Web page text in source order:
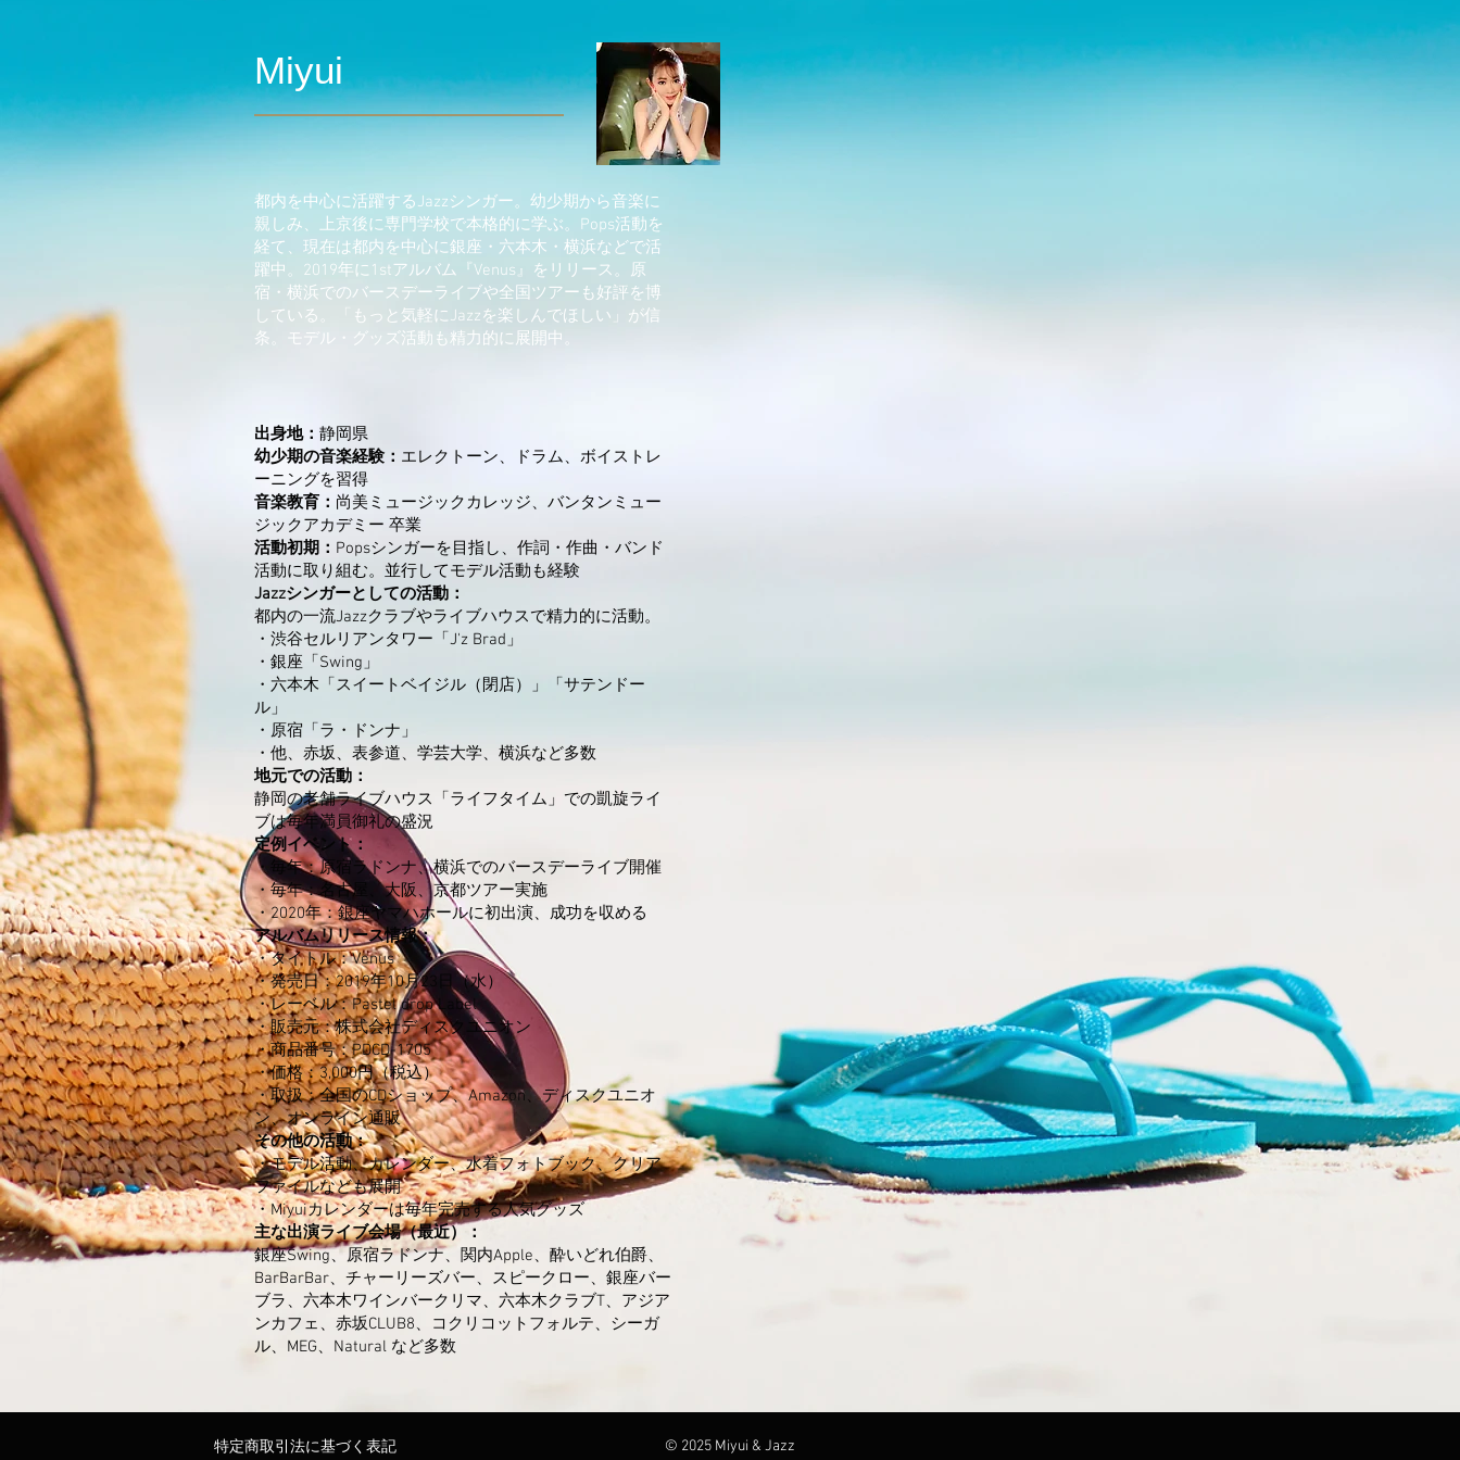
Miyui
都内を中心に活躍するJazzシンガー。幼少期から音楽に
親しみ、上京後に専門学校で本格的に学ぶ。Pops活動を
経て、現在は都内を中心に銀座・六本木・横浜などで活
躍中。2019年に1stアルバム『Venus』をリリース。原
宿・横浜でのバースデーライブや全国ツアーも好評を博
している。「もっと気軽にJazzを楽しんでほしい」が信
条。モデル・グッズ活動も精力的に展開中。
出身地： 静岡県
幼少期の音楽経験： エレクトーン、ドラム、ボイストレ
ーニングを習得
音楽教育： 尚美ミュージックカレッジ、バンタンミュー
ジックアカデミー 卒業
活動初期： Popsシンガーを目指し、作詞・作曲・バンド
活動に取り組む。並行してモデル活動も経験
Jazzシンガーとしての活動：
都内の一流Jazzクラブやライブハウスで精力的に活動。
・渋谷セルリアンタワー「J'z Brad」
・銀座「Swing」
・六本木「スイートベイジル（閉店）」「サテンドー
ル」
・原宿「ラ・ドンナ」
・他、赤坂、表参道、学芸大学、横浜など多数
地元での活動：
静岡の老舗ライブハウス「ライフタイム」での凱旋ライ
ブは毎年満員御礼の盛況
定例イベント：
・毎年：原宿ラドンナ、横浜でのバースデーライブ開催
・毎年：名古屋、大阪、京都ツアー実施
・2020年：銀座ヤマハホールに初出演、成功を収める
アルバムリリース情報：
・タイトル：Venus
・発売日：2019年10月23日（水）
・レーベル：Pastel drop Label
・販売元：株式会社ディスクユニオン
・商品番号：PDCD-1705
・価格：3,000円（税込）
・取扱：全国のCDショップ、Amazon、ディスクユニオ
ン、オンライン通販
その他の活動：
・モデル活動、カレンダー、水着フォトブック、クリア
ファイルなども展開
・Miyuiカレンダーは毎年完売する人気グッズ
主な出演ライブ会場（最近）：
銀座Swing、原宿ラドンナ、関内Apple、酔いどれ伯爵、
BarBarBar、チャーリーズバー、スピークロー、銀座バー
ブラ、六本木ワインバークリマ、六本木クラブT、アジア
ンカフェ、赤坂CLUB8、コクリコットフォルテ、シーガ
ル、MEG、Natural など多数
特定商取引法に基づく表記 © 2025 Miyui & Jazz